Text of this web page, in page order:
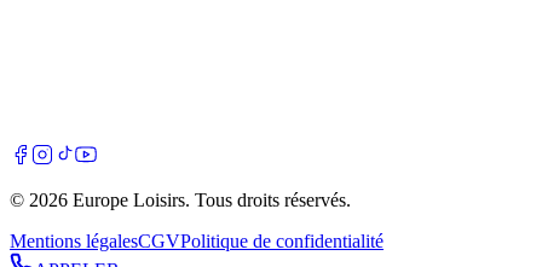
© 2026 Europe Loisirs. Tous droits réservés.
Mentions légalesCGVPolitique de confidentialité